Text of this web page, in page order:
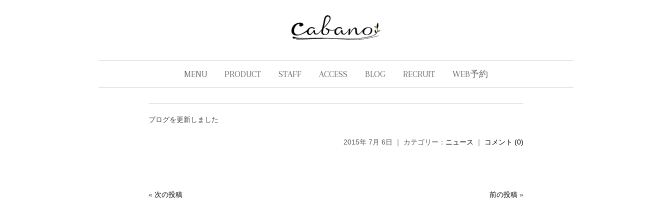
MENU PRODUCT STAFF ACCESS BLOG RECRUIT WEB予約
ブログを更新しました
2015年 7月 6日 ｜ カテゴリー： ニュース ｜ コメント (0)
« 次の投稿 前の投稿 »